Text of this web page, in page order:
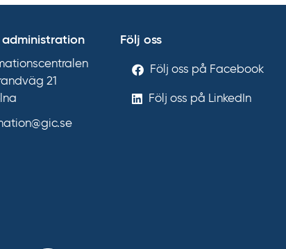
21
Följ oss
Följ oss på Facebook
Följ oss på LinkedIn